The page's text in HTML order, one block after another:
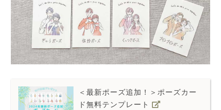
＜最新ポーズ追加！＞ポーズカー
ド無料テンプレート